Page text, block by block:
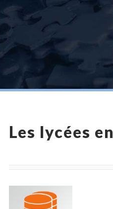
Les lycées